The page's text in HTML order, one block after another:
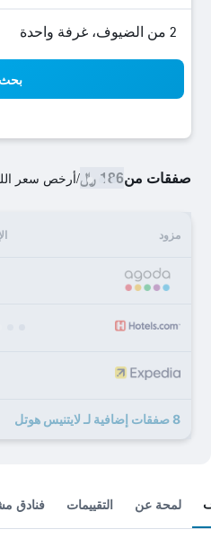
2 من الضيوف، غرفة واحدة
بحث
صفقات من186 ﷼ /أرخص سعر
مزود
8 صفقات إضافية لـ لايتنيس هوتل
لمحة عن التقييمات فنادق